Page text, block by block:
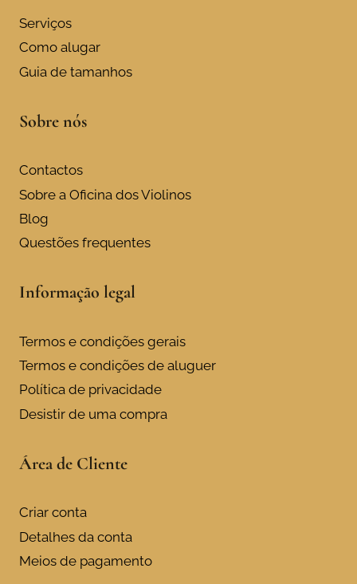
Serviços
Como alugar
Guia de tamanhos
Sobre nós
Contactos
Sobre a Oficina dos Violinos
Blog
Questões frequentes
Informação legal
Termos e condições gerais
Termos e condições de aluguer
Política de privacidade
Desistir de uma compra
Área de Cliente
Criar conta
Detalhes da conta
Meios de pagamento